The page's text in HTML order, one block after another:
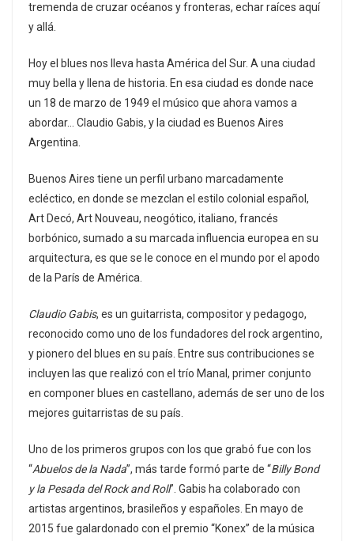
tremenda de cruzar océanos y fronteras, echar raíces aquí
y allá.
Hoy el blues nos lleva hasta América del Sur. A una ciudad
muy bella y llena de historia. En esa ciudad es donde nace
un 18 de marzo de 1949 el músico que ahora vamos a
abordar… Claudio Gabis, y la ciudad es Buenos Aires
Argentina.
Buenos Aires tiene un perfil urbano marcadamente
ecléctico, en donde se mezclan el estilo colonial español,
Art Decó, Art Nouveau, neogótico, italiano, francés
borbónico, sumado a su marcada influencia europea en su
arquitectura, es que se le conoce en el mundo por el apodo
de la París de América.
Claudio Gabis, es un guitarrista, compositor y pedagogo,
reconocido como uno de los fundadores del rock argentino,
y pionero del blues en su país. Entre sus contribuciones se
incluyen las que realizó con el trío Manal, primer conjunto
en componer blues en castellano, además de ser uno de los
mejores guitarristas de su país.
Uno de los primeros grupos con los que grabó fue con los
“Abuelos de la Nada”, más tarde formó parte de “Billy Bond
y la Pesada del Rock and Roll”. Gabis ha colaborado con
artistas argentinos, brasileños y españoles. En mayo de
2015 fue galardonado con el premio “Konex” de la música